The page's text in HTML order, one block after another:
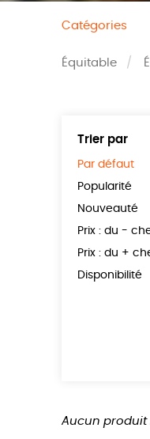
Catégories
Équitable
Trier par
Par défaut
Popularité
Nouveauté
Prix : du -
Prix : du +
Disponibilité
Aucun produit